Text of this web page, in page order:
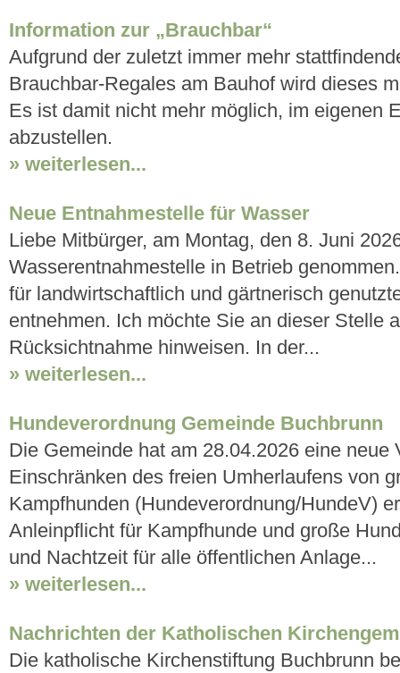
Information zur „Brauchbar“
Aufgrund der zuletzt immer mehr
Brauchbar-Regales am Bauhof wird dieses
Es ist damit nicht mehr möglich, im eigenen
abzustellen.
» weiterlesen...
Neue Entnahmestelle für Wasser
Liebe Mitbürger, am Montag, den 8. Juni
Wasserentnahmestelle in Betrieb
für landwirtschaftlich und gärtnerisch
entnehmen. Ich möchte Sie an dieser Stelle
Rücksichtnahme hinweisen. In der...
» weiterlesen...
Hundeverordnung Gemeinde Buchbrunn
Die Gemeinde hat am 28.04.2026 eine neue
Einschränken des freien Umherlaufens von
Kampfhunden (Hundeverordnung/HundeV)
Anleinpflicht für Kampfhunde und große
und Nachtzeit für alle öffentlichen Anlage...
» weiterlesen...
Nachrichten der Katholischen
Die katholische Kirchenstiftung Buchbrunn